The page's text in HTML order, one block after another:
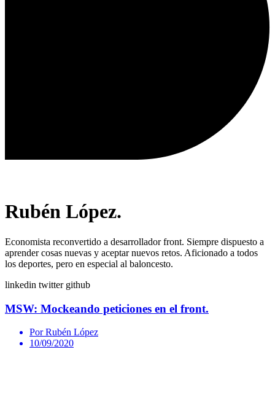
Rubén López.
Economista reconvertido a desarrollador front. Siempre dispuesto a
aprender cosas nuevas y aceptar nuevos retos. Aficionado a todos
los deportes, pero en especial al baloncesto.
linkedin twitter github
MSW: Mockeando peticiones en el front.
Por Rubén López
10/09/2020